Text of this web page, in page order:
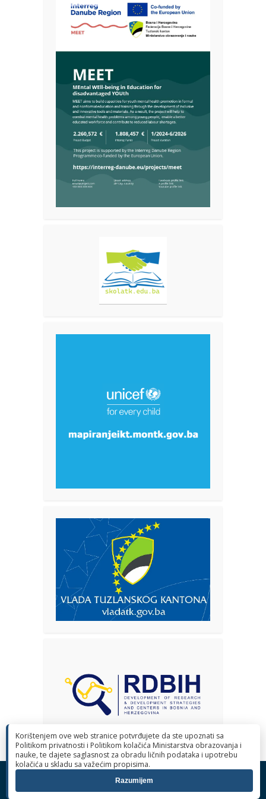
© 2026 Ministarstvo obrazovanja i nauke Tuzlanskog kantona. Sva
prava pridržana.
Korištenjem ove web stranice potvrđujete da ste upoznati sa
Politikom privatnosti i Politikom kolačića Ministarstva obrazovanja i
nauke, te dajete saglasnost za obradu ličnih podataka i upotrebu
kolačića u skladu sa važećim propisima.
Razumijem